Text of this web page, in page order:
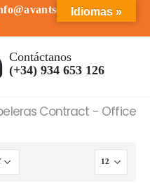
Contáctanos
(+34) 934 653 126
Contract - Office
Idiomas »